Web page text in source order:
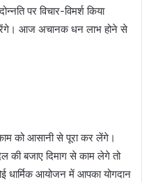
पर विचार-विमर्श किया
आज अचानक धन लाभ होने से
को आसानी से पूरा कर लेंगे।
की बजाए दिमाग से काम लेगे तो
आयोजन में आपका योगदान